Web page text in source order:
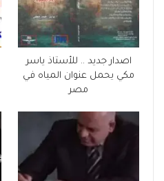
اصدار جديد .. للأستاذ ياسر
مكي يحمل عنوان المياه في
مصر